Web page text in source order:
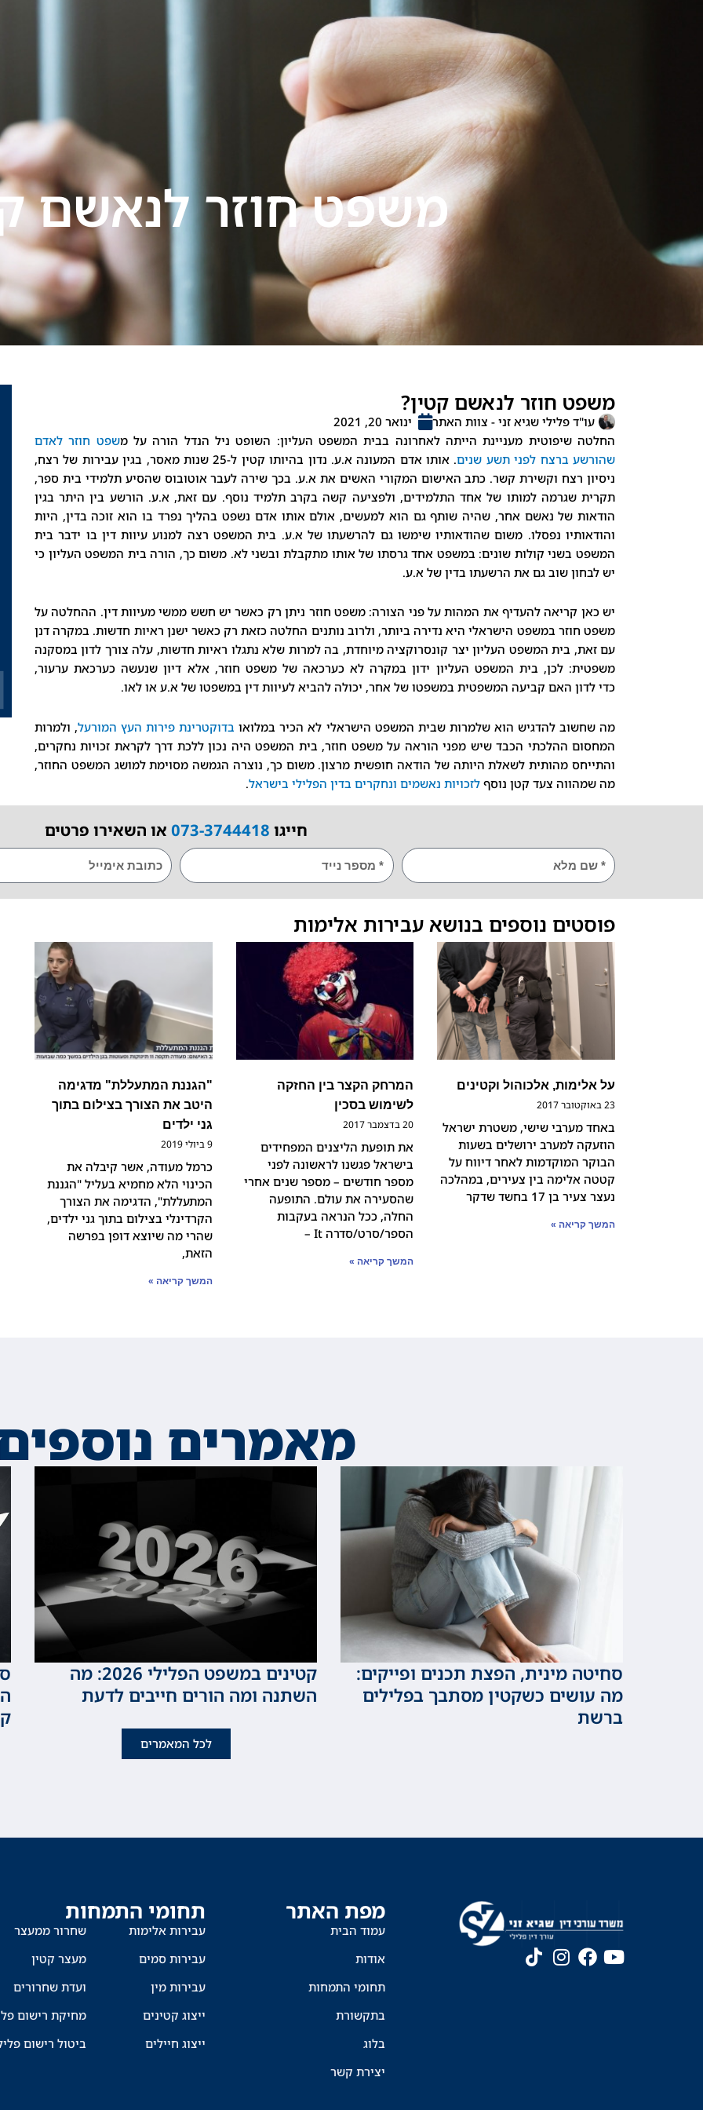
עמוד בית תחומי התמחות
משפט חוזר לנאשם
משפט חוזר לנאשם קטין?
עו"ד פלילי שגיא זני - צוות האתר
ינואר 20, 2021
החלטה שיפוטית מעניינת הייתה לאחרונה בבית המשפט העליון: השופט ניל הנדל הורה על משפט חוזר לאדם
שהורשע ברצח לפני תשע שנים
. אותו אדם המעונה א.ע. נדון בהיותו קטין ל-25 שנות מאסר, בגין עבירות של רצח,
ניסיון רצח וקשירת קשר. כתב האישום המקורי האשים את א.ע. בכך שירה לעבר אוטובוס שהסיע תלמידי בית ספר,
תקרית שגרמה למותו של אחד התלמידים, ולפציעה קשה בקרב תלמיד נוסף. עם זאת, א.ע. הורשע בין היתר בגין
הודאות של נאשם אחר, שהיה שותף גם הוא למעשים, אולם אותו אדם נשפט בהליך נפרד בו הוא זוכה בדין, היות
והודאותיו נפסלו. משום שהודאותיו שימשו גם להרשעתו של א.ע. בית המשפט רצה למנוע עיוות דין בו ידבר בית
המשפט בשני קולות שונים: במשפט אחד גרסתו של אותו מתקבלת ובשני לא. משום כך, הורה בית המשפט העליון כי
יש לבחון שוב גם את הרשעתו בדין של א.ע.
יש כאן קריאה להעדיף את המהות על פני הצורה: משפט חוזר ניתן רק כאשר יש חשש ממשי מעיוות דין. ההחלטה על
משפט חוזר במשפט הישראלי היא נדירה ביותר, ולרוב נותנים החלטה כזאת רק כאשר ישנן ראיות חדשות. במקרה דנן
עם זאת, בית המשפט העליון יצר קונסרוקציה מיוחדת, בה למרות שלא נתגלו ראיות חדשות, עלה צורך לדון במסקנה
משפטית: לכן, בית המשפט העליון ידון במקרה לא כערכאה של משפט חוזר, אלא דיון שנעשה כערכאת ערעור,
כדי לדון האם קביעה המשפטית במשפטו של אחר, יכולה להביא לעיוות דין במשפטו של א.ע או לאו.
מה שחשוב להדגיש הוא שלמרות שבית המשפט הישראלי לא הכיר במלואו בדוקטרינת פירות העץ המורעל, ולמרות
המחסום ההלכתי הכבד שיש מפני הוראה על משפט חוזר, בית המשפט היה נכון ללכת דרך לקראת זכויות נחקרים,
והתייחס מהותית לשאלת היותה של הודאה חופשית מרצון. משום כך, נוצרה הגמשה מסוימת למושג המשפט החוזר,
מה שמהווה צעד קטן נוסף לזכויות נאשמים ונחקרים בדין הפלילי בישראל.
חייגו 073-3744418 או השאירו פרטים
שם TEL
EMAIL
פוסטים נוספים בנושא עבירות אלימות
על אלימות, אלכוהול וקטינים
23 באוקטובר 2017
באחד מערבי שישי, משטרת ישראל
הוזעקה למערב ירושלים בשעות
הבוקר המוקדמות לאחר דיווח על
קטטה אלימה בין צעירים, במהלכה
נעצר צעיר בן 17 בחשד שדקר
המשך קריאה »
המרחק הקצר בין החזקה
לשימוש בסכין
20 בדצמבר 2017
את תופעת הליצנים המפחידים
בישראל פגשנו לראשונה לפני
מספר חודשים – מספר שנים אחרי
שהסעירה את עולם. התופעה
החלה, ככל הנראה בעקבות
הספר/סרט/סדרה It –
המשך קריאה »
"הגננת המתעללת" מדגימה
היטב את הצורך בצילום בתוך
גני ילדים
9 ביולי 2019
כרמל מעודה, אשר קיבלה את
הכינוי הלא מחמיא בעליל "הגננת
המתעללת", הדגימה את הצורך
הקרדינלי בצילום בתוך גני ילדים,
שהרי מה שיוצא דופן בפרשה
הזאת,
המשך קריאה »
מאמרים
סחיטה מינית, הפצת תכנים ופייקים:
מה עושים כשקטין מסתבך בפלילים
ברשת
קטינים במשפט הפלילי 2026: מה
השתנה ומה הורים חייבים לדעת
לכל המאמרים
מפת האתר
עמוד הבית
אודות
תחומי התמחות
בתקשורת
בלוג
יצירת קשר
תחומי התמחות
עבירות אלימות
עבירות סמים
עבירות מין
ייצוג קטינים
ייצוג חיילים
שחרור ממעצר
מעצר קטין
ועדת שחרורים
מחיקת רישום
ביטול רישום